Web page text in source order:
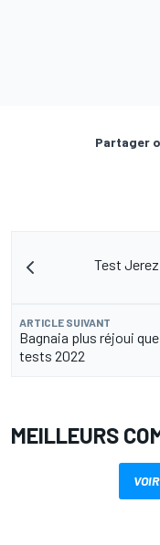
Partager
Test
ARTICLE SUIVANT
Bagnaia plus réjoui
tests 2022
MEILLEURS